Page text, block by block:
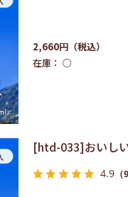
2,660円
在庫： ○
[htd-033]おいし
4.9 （